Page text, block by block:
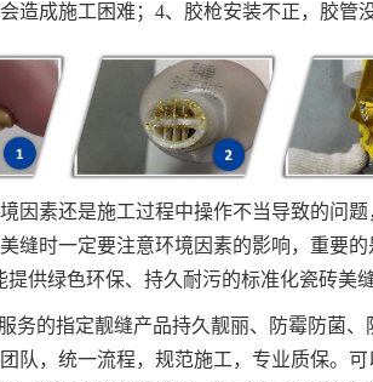
造成施工困难；4、胶枪安装不正，胶管
因素还是施工过程中操作不当导致的问
缝时一定要注意环境因素的影响，重要
提供绿色环保、持久耐污的标准化瓷砖美缝
务的指定靓缝产品持久靓丽、防霉防菌、
队，统一流程，规范施工，专业质保。